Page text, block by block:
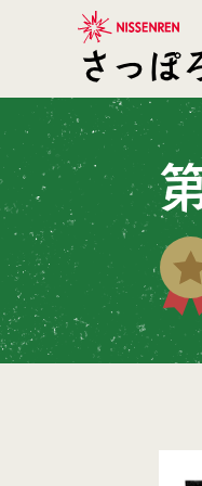
さっぽ